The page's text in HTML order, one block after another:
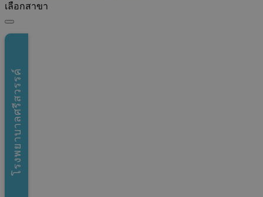
เลือกสาขา
โรงพยาบาลศรีสวรรค์